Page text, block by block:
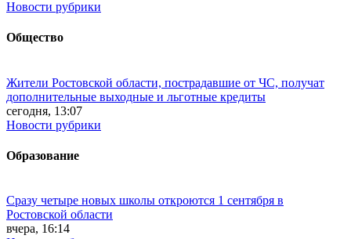
Новости рубрики
Общество
Жители Ростовской области, пострадавшие от ЧС, получат
дополнительные выходные и льготные кредиты
сегодня, 13:07
Новости рубрики
Образование
Сразу четыре новых школы откроются 1 сентября в
Ростовской области
вчера, 16:14